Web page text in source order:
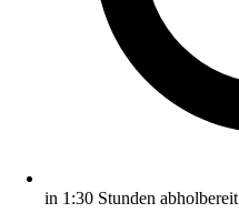
in 1:30 Stunden abholbereit